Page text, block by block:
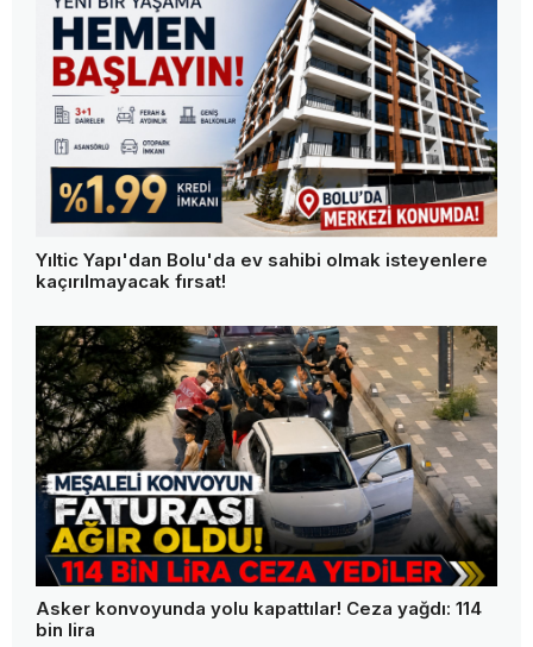
Yıltic Yapı'dan Bolu'da ev sahibi olmak isteyenlere
kaçırılmayacak fırsat!
Asker konvoyunda yolu kapattılar! Ceza yağdı: 114
bin lira